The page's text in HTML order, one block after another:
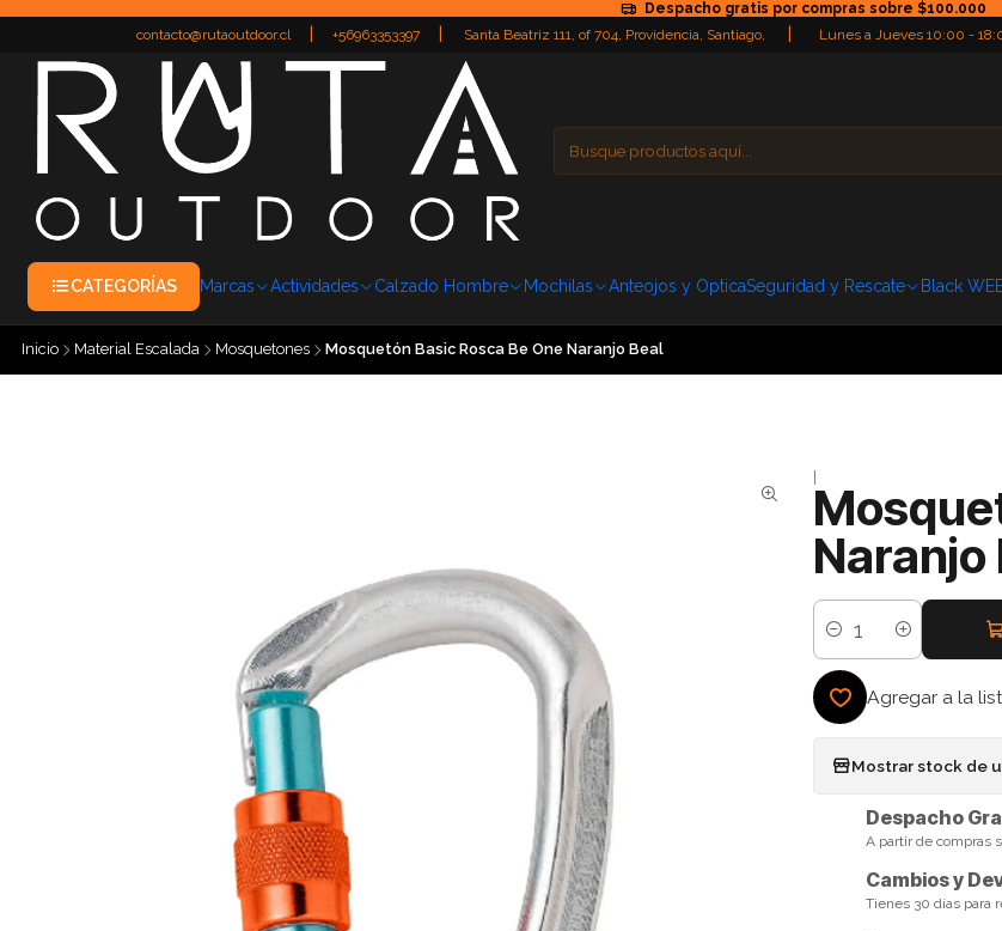
Despacho gratis por compras sobre $100.000
contacto@rutaoutdoor.cl
+56963353397
Santa Beatriz 111, of 704, Providencia, Santiago,
Lunes a Jueves 10:00 -
CATEGORÍAS Marcas Actividades Calzado Hombre Mochilas Anteojos y OpticaSeguridad y Rescate Black
Inicio Material Escalada Mosquetones Mosquetón Basic Rosca Be One Naranjo Beal
|
Naranjo
Cantidad
Agregar a la
Mostrar stock de
Despacho
A partir de compras
Cambios y
Tienes 30 días para